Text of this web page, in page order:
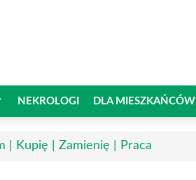
NEKROLOGI DLA MIESZKAŃCÓW
| Kupię | Zamienię | Praca